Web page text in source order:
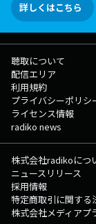
詳しくはこちら
聴取について
配信エリア
利用規約
プライバシーポリシ
ライセンス情報
radiko news
株式会社radikoにつ
ニュースリリース
採用情報
特定商取引に関する
株式会社メディアプ